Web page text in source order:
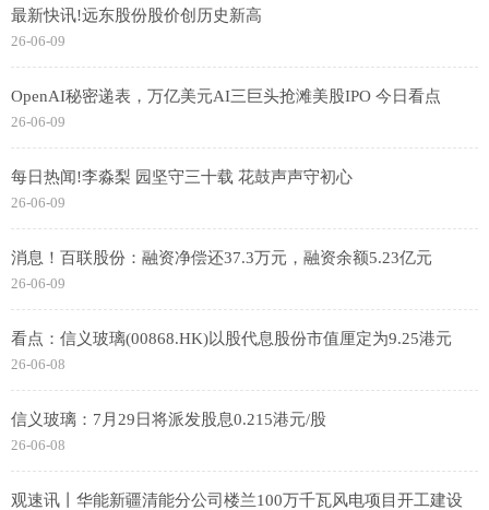
最新快讯!远东股份股价创历史新高
26-06-09
OpenAI秘密递表，万亿美元AI三巨头抢滩美股IPO 今日看点
26-06-09
每日热闻!李淼梨 园坚守三十载 花鼓声声守初心
26-06-09
消息！百联股份：融资净偿还37.3万元，融资余额5.23亿元
26-06-09
看点：信义玻璃(00868.HK)以股代息股份市值厘定为9.25港元
26-06-08
信义玻璃：7月29日将派发股息0.215港元/股
26-06-08
观速讯丨华能新疆清能分公司楼兰100万千瓦风电项目开工建设